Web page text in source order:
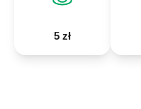
5 zł